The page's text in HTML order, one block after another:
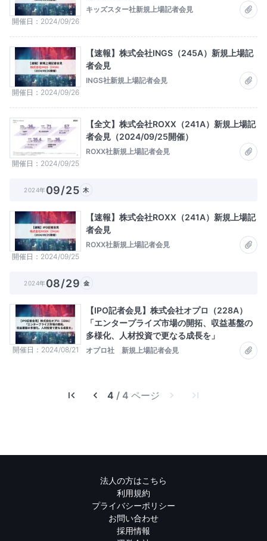
開催日 2024/09/26
キッズスター社新規上場記者会見
開催日 2024/09/26
【速報】株式会社INGS（245A）新規上場記
者会見
INGS社新規上場記者会見
開催日 2024/09/25
【全文】株式会社ROXX（241A）新規上場記
者会見（2024/09/25開催）
ROXX社新規上場記者会見
2024年09/25 木
開催日 2024/09/25
【速報】株式会社ROXX（241A）新規上場記
者会見
ROXX社新規上場記者会見
2024年08/29 金
開催日 2024/08/21
【IPO記者会見】株式会社オプロ（228A）
「エンタープライズ市場の開拓、収益基盤の
多様化、人材投資で更なる成長を」
オプロ社 新規上場記者会見
4 / 4 ページ
法人の方はこちら
利用規約
プライバシーポリシー
お問い合わせ
採用情報